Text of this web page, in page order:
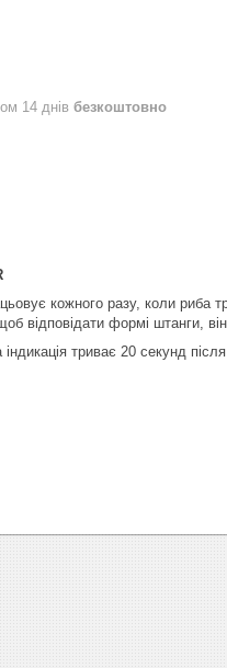
14 днів безкоштовно
кожного разу, коли риба
відповідати формі штанги,
триває 20 секунд